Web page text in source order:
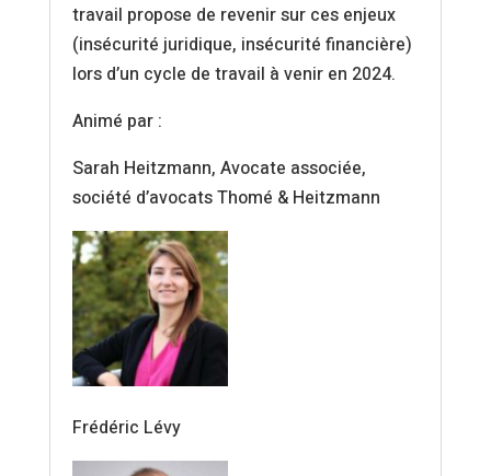
travail propose de revenir sur ces enjeux
(insécurité juridique, insécurité financière)
lors d’un cycle de travail à venir en 2024.
Animé par :
Sarah Heitzmann, Avocate associée,
société d’avocats Thomé & Heitzmann
Frédéric Lévy